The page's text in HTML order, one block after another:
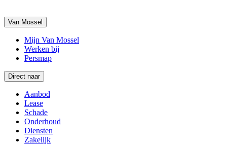
Van Mossel
Mijn Van Mossel
Werken bij
Persmap
Direct naar
Aanbod
Lease
Schade
Onderhoud
Diensten
Zakelijk